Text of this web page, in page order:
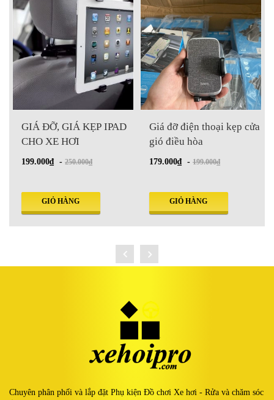
GIÁ ĐỠ, GIÁ KẸP IPAD
CHO XE HƠI
199.000₫ - 250.000₫
GIỎ HÀNG
Giá đỡ điện thoại kẹp cửa
gió điều hòa
179.000₫ - 199.000₫
GIỎ HÀNG
Chuyên phân phối và lắp đặt Phụ kiện Đồ chơi Xe hơi - Rửa và chăm sóc